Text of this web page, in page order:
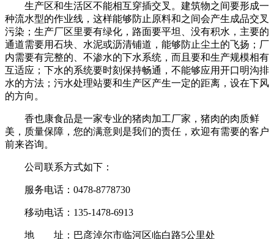
生产区和生活区不能相互穿插交叉。建筑物之间要形成一
种流水型的作业线，这样能够防止原料和之间会产生成品交叉
污染；生产厂区里要有绿化，路面要平坦、没有积水，主要的
通道需要用石块、水泥或沥清铺道，能够防止尘土的飞扬；厂
内需要有完整的、不渗水的下水系统，而且要和生产规模相有
互适应；下水的系统要时刻保持畅通，不能够应用开口明沟排
水的方法；污水处理站要和生产区产生一定的距离，设在下风
的方向。
香也康食品是一家专业的猪肉加工厂家，猪肉的肉质鲜
美，质量保障，您的满意则是我们的责任，欢迎有需要的客户
前来咨询。
公司联系方式如下：
服务电话：0478-8778730
移动电话：135-1478-6913
地 址：巴彦淖尔市临河区临白路5公里处